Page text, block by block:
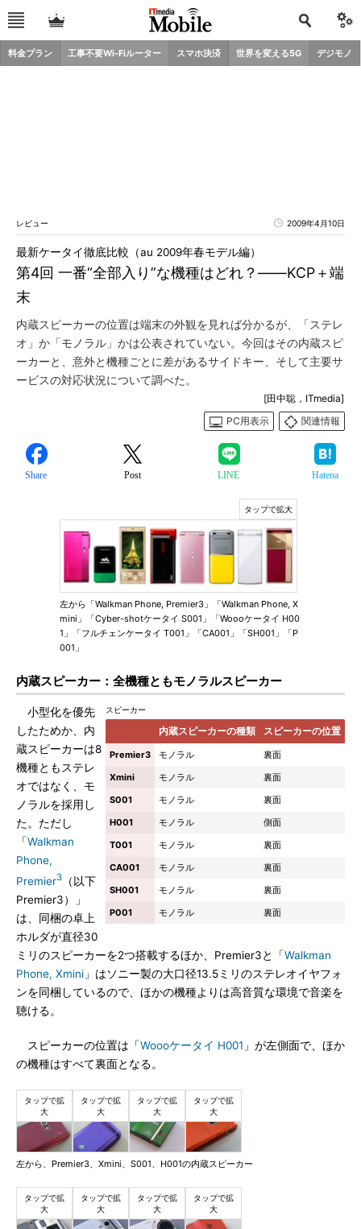
料金プラン 工事不要Wi-Fiルーター スマホ決済 世界を変える5G デジモノ
レビュー 2009年4月10日
第4回 一番“全部入り”な機種はどれ？――KCP＋端
末
最新ケータイ徹底比較（au 2009年春モデル編）
内蔵スピーカーの位置は端末の外観を見れば分かるが、「ステレ
オ」か「モノラル」かは公表されていない。今回はその内蔵スピ
ーカーと、意外と機種ごとに差があるサイドキー、そして主要サ
ービスの対応状況について調べた。
[田中聡，ITmedia]
PC用表示
関連情報
Share Post LINE Hatena
左から「Walkman Phone, Premier3」「Walkman Phone, X
mini」「Cyber-shotケータイ S001」「Woooケータイ H00
1」「フルチェンケータイ T001」「CA001」「SH001」「P
001」
内蔵スピーカー：全機種ともモノラルスピーカー
スピーカー
内蔵スピーカーの種類 スピーカーの位置
Premier3 モノラル
裏面
Xmini
モノラル
裏面
S001
モノラル
裏面
H001
モノラル
側面
T001
モノラル
裏面
CA001
モノラル
裏面
SH001
モノラル
裏面
P001
モノラル 裏面
小型化を優先
したためか、内
蔵スピーカーは8
機種ともステレ
オではなく、モ
ノラルを採用し
た。ただし
「Walkman
Phone,
Premier3 （以下
Premier3）」
は、同梱の卓上
ホルダが直径30
ミリのスピーカーを2つ搭載するほか、Premier3と「Walkman
Phone, Xmini 」はソニー製の大口径13.5ミリのステレオイヤフォ
ンを同梱しているので、ほかの機種よりは高音質な環境で音楽を
聴ける。
スピーカーの位置は「Woooケータイ H001 」が左側面で、ほか
の機種はすべて裏面となる。
左から、Premier3、Xmini、S001、H001の内蔵スピーカー